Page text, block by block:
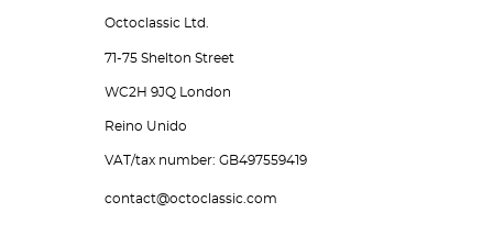
Octoclassic Ltd.
71-75 Shelton Street
WC2H 9JQ London
Reino Unido
VAT/tax number: GB497559419
contact@octoclassic.com